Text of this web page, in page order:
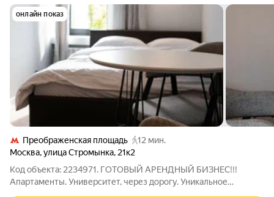
онлайн показ
Преображенская площадь
12 мин.
Москва,улица Стромынка, 21к2
Код объекта: 2234971. ГОТОВЫЙ АРЕНДНЫЙ БИЗНЕС!!!
Апартаменты. Университет, через дорогу. Уникальное